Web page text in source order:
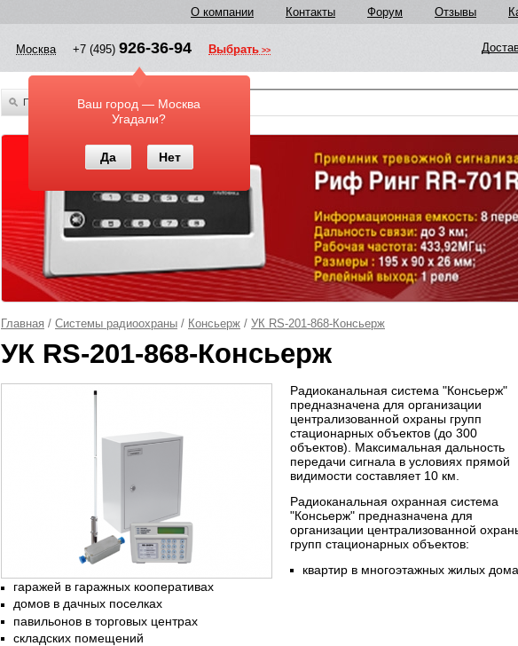
О компании Контакты Форум Отзывы
Москва +7 (495) 926-36-94
Ваш город — Москва
Угадали?
Да Нет
Выбрать
По всему каталогу
Главная / Системы радиоохраны / Консьерж / УК RS-201-868-Консьерж
УК RS-201-868-Консьерж
Радиоканальная система "Консьерж"
предназначена для организации
централизованной охраны групп
стационарных объектов (до 300
объектов). Максимальная дальность
передачи сигнала в условиях прямой
видимости составляет 10 км.
Радиоканальная охранная система
"Консьерж" предназначена для
организации централизованной
групп стационарных объектов:
квартир в многоэтажных жилых
гаражей в гаражных кооперативах
домов в дачных поселках
павильонов в торговых центрах
складских помещений